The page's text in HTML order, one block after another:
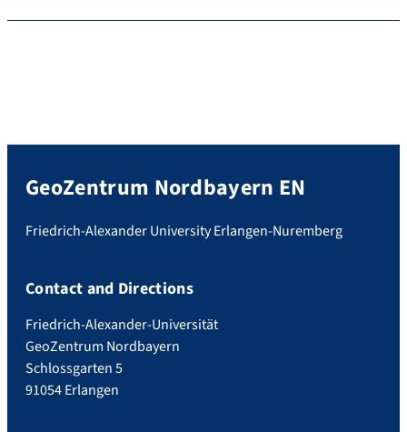
GeoZentrum Nordbayern EN
Friedrich-Alexander University Erlangen-Nuremberg
Contact and Directions
Friedrich-Alexander-Universität
GeoZentrum Nordbayern
Schlossgarten 5
91054 Erlangen